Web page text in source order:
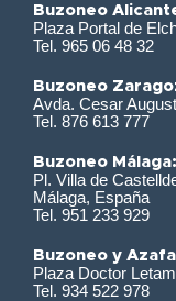
Buzoneo
Plaza Portal de
Tel. 965 06 48 32
Buzoneo
Avda. Cesar
Tel. 876 613 777
Buzoneo Málaga:
Pl. Villa de
Málaga, España
Tel. 951 233 929
Buzoneo y
Plaza Doctor
Tel. 934 522 978